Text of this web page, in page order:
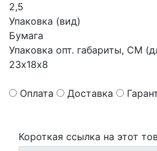
2,5
Упаковка (вид)
Бумага
Упаковка опт. габариты, СМ
23х18х8
Оплата Доставка
Короткая ссылка на этот